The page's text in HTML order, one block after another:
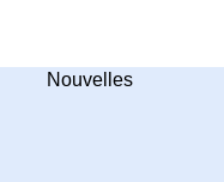
Nouvelles